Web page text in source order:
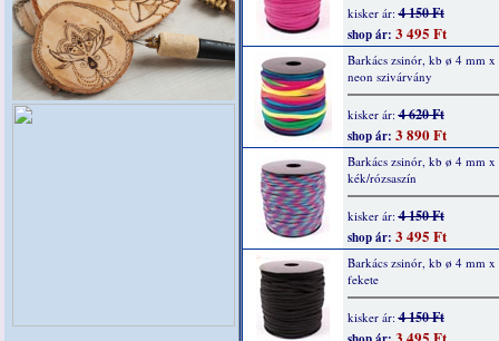
kisker ár:4 150 Ft
shop ár: 3 495 Ft
Barkács zsinór, kb ø 4 mm x
neon szivárvány
kisker ár:4 620 Ft
shop ár: 3 890 Ft
Barkács zsinór, kb ø 4 mm x
kék/rózsaszín
kisker ár:4 150 Ft
shop ár: 3 495 Ft
Barkács zsinór, kb ø 4 mm x
fekete
kisker ár:4 150 Ft